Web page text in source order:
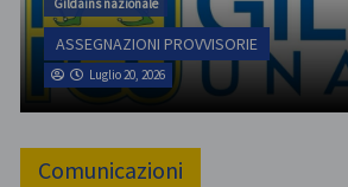
Gildains nazionale
ASSEGNAZIONI PROVVISORIE
Luglio 20, 2026
Comunicazioni